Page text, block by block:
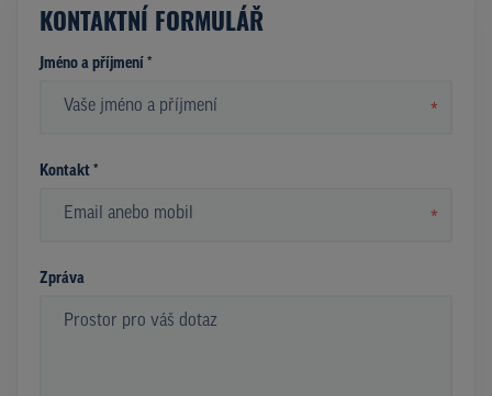
KONTAKTNÍ FORMULÁŘ
Jméno a příjmení *
*
Kontakt *
*
Zpráva